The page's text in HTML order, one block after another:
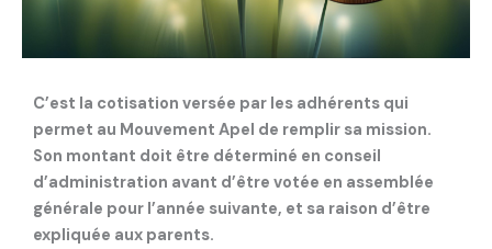
C’est la cotisation versée par les adhérents qui
permet au Mouvement Apel de remplir sa mission.
Son montant doit être déterminé en conseil
d’administration avant d’être votée en assemblée
générale pour l’année suivante, et sa raison d’être
expliquée aux parents.